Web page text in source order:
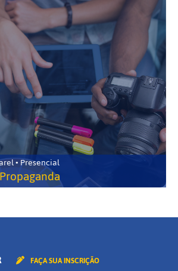
• Presencial
FAÇA SUA INSCRIÇÃO